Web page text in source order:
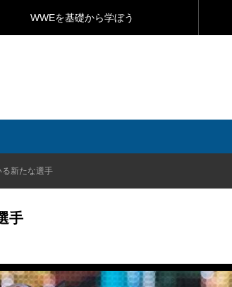
WWEを基礎から学ぼう
新たな選手
手